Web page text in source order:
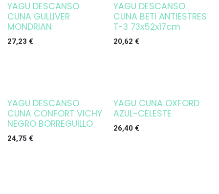
YAGU DESCANSO
CUNA GULLIVER
MONDRIAN
27,23 €
YAGU DESCANSO
CUNA BETI ANTIESTRES
T-3 73x52x17cm
20,62 €
YAGU DESCANSO
CUNA CONFORT VICHY
NEGRO BORREGUILLO
24,75 €
YAGU CUNA OXFORD
AZUL-CELESTE
26,40€